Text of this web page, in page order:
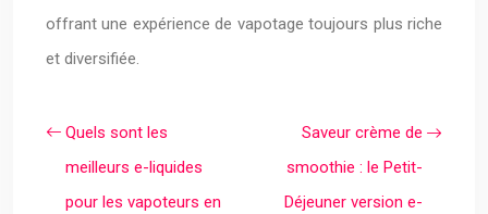
offrant une expérience de vapotage toujours plus riche
et diversifiée.
Quels sont les
meilleurs e-liquides
pour les vapoteurs en
Saveur crème de
smoothie : le Petit-
Déjeuner version e-